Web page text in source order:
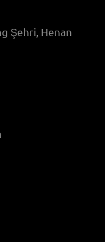
Şehri, Henan